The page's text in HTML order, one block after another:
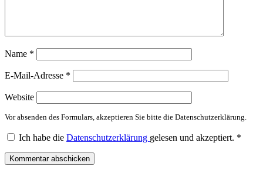
Name *
E-Mail-Adresse *
Website
Vor absenden des Formulars, akzeptieren Sie bitte die Datenschutzerklärung.
Ich habe die Datenschutzerklärung gelesen und akzeptiert. *